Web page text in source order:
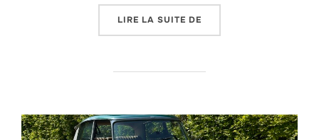
LIRE LA SUITE DE